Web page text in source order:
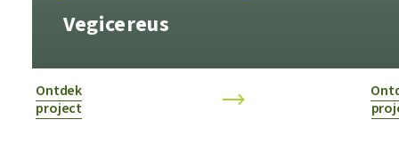
Vegicereus
Ontdek
project